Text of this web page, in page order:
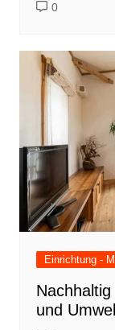
0
Einrichtung -
und